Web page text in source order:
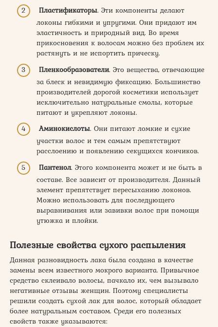
Пластификаторы. Эти компоненты делают
локоны гибкими и упругими. Они придают им
эластичность и природный вид. Во время
прикосновения к волосам можно без проблем их
растянуть и не испортить прическу.
Пленкообразователи. Это вещества, отвечающие
за блеск и невидимую фиксацию. Большинство
производителей дорогой косметики использует
исключительно натуральные смолы, которые
питают и укрепляют локоны.
Аминокислоты. Они питают ломкие и сухие
участки волос и тем самым препятствуют
расслоению и появлению секущихся кончиков.
Пантенол. Этого компонента может и не быть в
составе. Все зависит от производителя. Данный
элемент препятствует пересыханию локонов.
Можно использовать для последующего
выравнивания или завивки волос при помощи
утюжка и плойки.
Полезные свойства сухого распыления
Данная разновидность лака была создана в качестве
замены всем известного мокрого варианта. Привычное
средство склеивало волосы, пачкало их, чем вызывало
негативные отзывы женщин. Поэтому специалисты
решили создать сухой лак для волос, который обладает
более натуральным составом. Среди его полезных
свойств также указываются: